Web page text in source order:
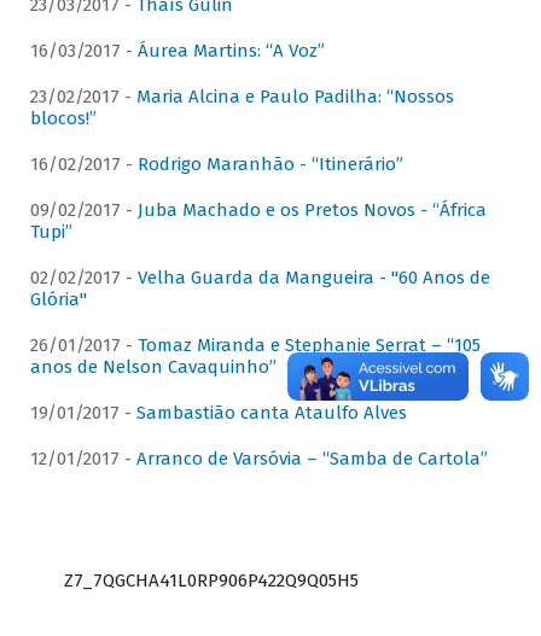
23/03/2017 - Thaís Gulin
16/03/2017 - Áurea Martins: “A Voz”
23/02/2017 - Maria Alcina e Paulo Padilha: “Nossos
blocos!”
16/02/2017 - Rodrigo Maranhão - “Itinerário”
09/02/2017 - Juba Machado e os Pretos Novos - “África
Tupi”
02/02/2017 - Velha Guarda da Mangueira - "60 Anos de
Glória"
26/01/2017 - Tomaz Miranda e Stephanie Serrat – “105
anos de Nelson Cavaquinho”
19/01/2017 - Sambastião canta Ataulfo Alves
12/01/2017 - Arranco de Varsóvia – “Samba de Cartola”
Z7_7QGCHA41L0RP906P422Q9Q05H5